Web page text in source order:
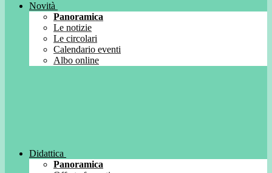
Novità
Panoramica
Le notizie
Le circolari
Calendario eventi
Albo online
Didattica
Panoramica